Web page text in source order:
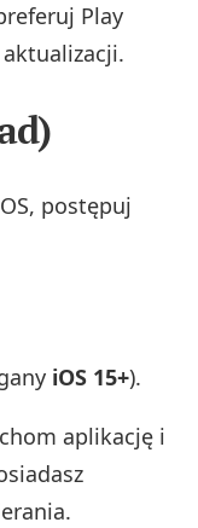
Play
postępuj
iOS 15+).
aplikację i